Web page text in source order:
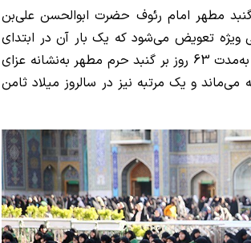
مطهر امام رئوف حضرت ابوالحسن علی‌بن
تعویض می‌شود که یک بار آن در ابتدای
ماه محرم الحرام است که این پرچم به‌مدت 63 روز بر گنبد حرم مطهر به‌نشانه عزای
می‌ماند و یک مرتبه نیز در سالروز میلاد ثامن